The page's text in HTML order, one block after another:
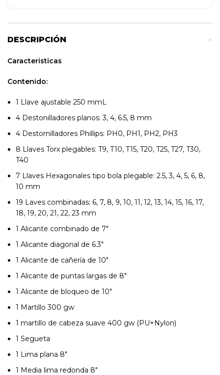
DESCRIPCIÓN
Caracteristicas
Contenido:
1 Llave ajustable 250 mmL
4 Destonilladores planos: 3, 4, 6.5, 8 mm
4 Destornilladores Phillips: PH0, PH1, PH2, PH3
8 Llaves Torx plegables: T9, T10, T15, T20, T25, T27, T30,
T40
7 Llaves Hexagonales tipo bola plegable: 2.5, 3, 4, 5, 6, 8,
10 mm
19 Laves combinadas: 6, 7, 8, 9, 10, 11, 12, 13, 14, 15, 16, 17,
18, 19, 20, 21, 22, 23 mm
1 Alicante combinado de 7″
1 Alicante diagonal de 6.3″
1 Alicante de cañería de 10″
1 Alicante de puntas largas de 8″
1 Alicante de bloqueo de 10″
1 Martillo 300 gw
1 martillo de cabeza suave 400 gw (PU+Nylon)
1 Segueta
1 Lima plana 8″
1 Media lima redonda 8″